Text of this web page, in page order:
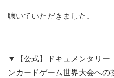
聴いていただきました。
▼【公式】ドキュメンタリ
ンカードゲーム世界大会への